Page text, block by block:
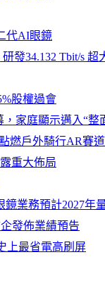
代AI眼鏡
發34.132 Tbit/s
股權過會
家庭顯示邁入“整
燃戶外騎行AR賽道
重大佈局
業務預計2027年
發佈業績預告
上最省電高刷屏